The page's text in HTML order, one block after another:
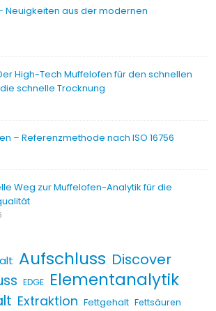
Neuigkeiten aus der modernen
High-Tech Muffelofen für den schnellen
schnelle Trocknung
– Referenzmethode nach ISO 16756
Weg zur Muffelofen-Analytik für die
Aufschluss Discover
EDGE Elementanalytik
Extraktion Fettgehalt Fettsäuren